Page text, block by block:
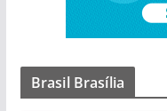
Brasil Brasília